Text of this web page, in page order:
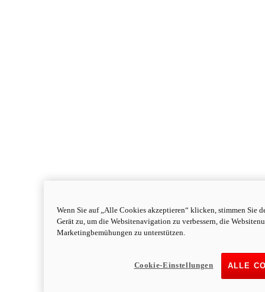
Monster
newMonster
Leistung
Wenn Sie auf „Alle Cookies akzeptieren“ klicken, stimmen Sie
Gerät zu, um die Websitenavigation zu verbessern, die
Marketingbemühungen zu unterstützen.
ALLE
Cookie-Einstellungen